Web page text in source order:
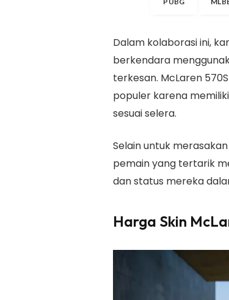
Dalam kolaborasi ini,
berkendara
terkesan. McLaren
populer karena
sesuai selera.
Selain untuk
pemain yang tertarik
dan status mereka
Harga Skin